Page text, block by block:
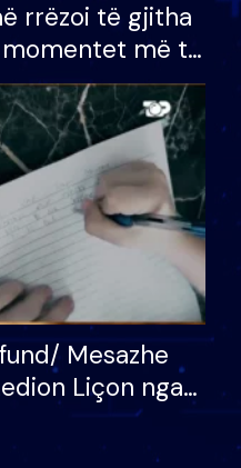
rrëzoi të gjitha
më të
BB VIP: Do më
kur…
Mesazhe
Liçon nga
moderatori
Nuk meritoj…